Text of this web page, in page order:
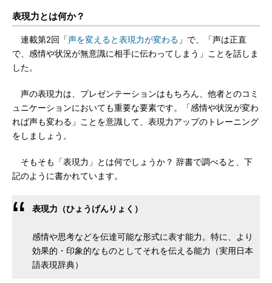
表現力とは何か？
連載第2回「声を変えると表現力が変わる 」で、「声は正直
で、感情や状況が無意識に相手に伝わってしまう」ことを話しま
した。
声の表現力は、プレゼンテーションはもちろん、他者とのコミ
ュニケーションにおいても重要な要素です。「感情や状況が変わ
れば声も変わる」ことを意識して、表現力アップのトレーニング
をしましょう。
そもそも「表現力」とは何でしょうか？ 辞書で調べると、下
記のように書かれています。
表現力（ひょうげんりょく）
感情や思考などを伝達可能な形式に表す能力。特に、より
効果的・印象的なものとしてそれを伝える能力（実用日本
語表現辞典）